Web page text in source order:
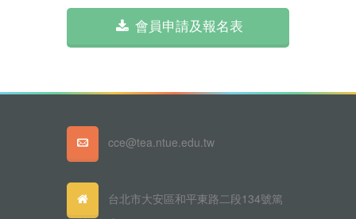
會員申請及報名表
cce@tea.ntue.edu.tw
台北市大安區和平東路二段134號篤